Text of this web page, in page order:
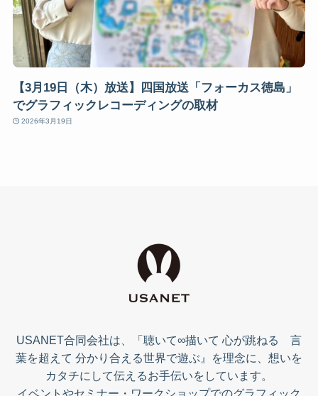
【3月19日（木）放送】四国放送「フォーカス徳島」
でグラフィックレコーディングの取材
2026年3月19日
USANET合同会社は、「聴いて∞描いて 心が跳ねる 言
葉を超えて 分かり合える世界で遊ぶ』を理念に、想いを
カタチにして伝えるお手伝いをしています。
イベントやセミナー・ワークショップでのグラフィック